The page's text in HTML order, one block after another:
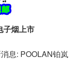
子烟上市
息: POOLAN铂岚